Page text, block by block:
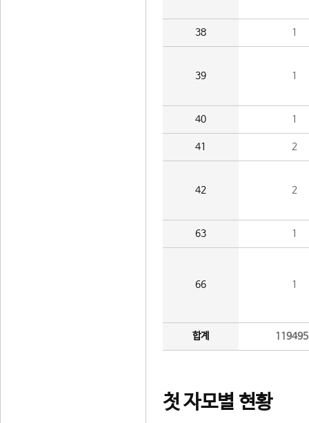
38 1
39 1
40 1
41 2
42 2
63 1
66 1
합계
첫 자모별 현황